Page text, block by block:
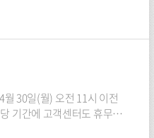
기간에 고객센터도 휴무로